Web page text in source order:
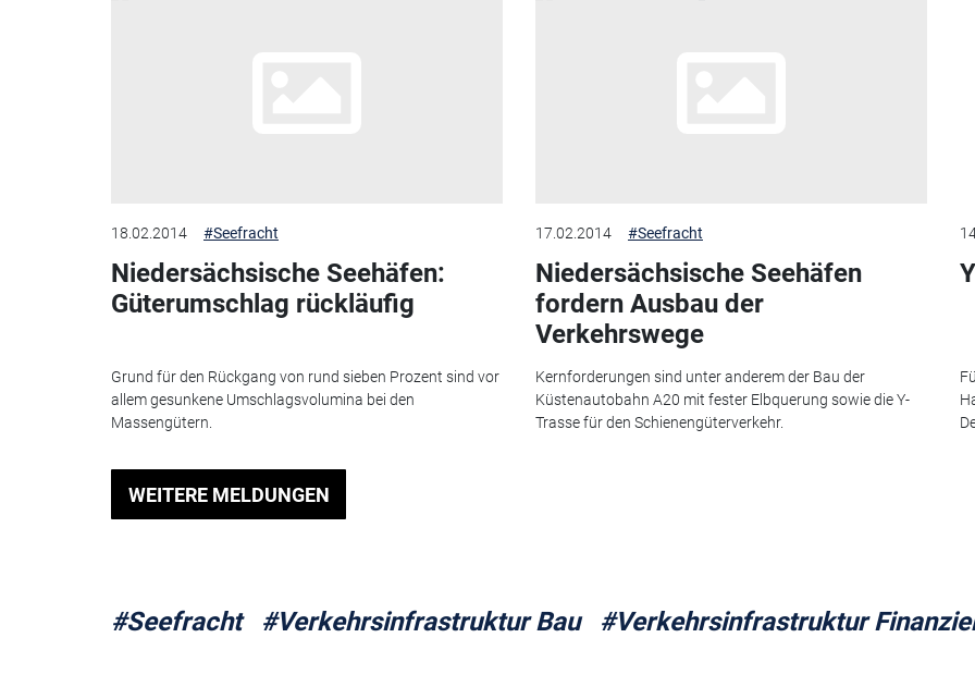
18.02.2014 #Seefracht
Niedersächsische Seehäfen:
Güterumschlag rückläufig
Grund für den Rückgang von rund sieben Prozent sind vor
allem gesunkene Umschlagsvolumina bei den
Massengütern.
17.02.2014 #Seefracht
Niedersächsische Seehäfen
fordern Ausbau der
Verkehrswege
Kernforderungen sind unter anderem der Bau der
Küstenautobahn A20 mit fester Elbquerung sowie die Y-
Trasse für den Schienengüterverkehr.
WEITERE MELDUNGEN
#Seefracht #Verkehrsinfrastruktur Bau #Verkehrsinfrastruktur